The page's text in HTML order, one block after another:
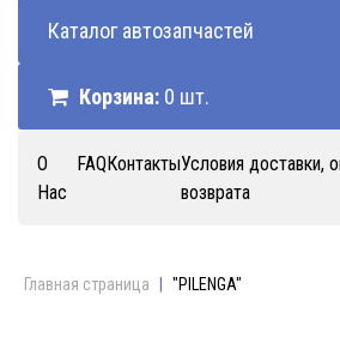
Каталог автозапчастей
Корзина: 0 шт.
О
Нас
FAQКонтактыУсловия доставки,
возврата
Главная страница "PILENGA"